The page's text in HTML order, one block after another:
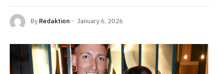
By Redaktion January 6, 2026